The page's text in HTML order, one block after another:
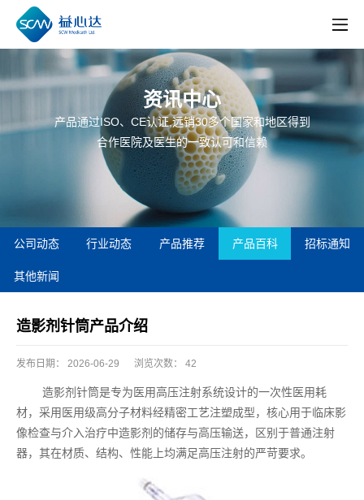
资讯中心
产品通过ISO、CE认证,远销30多个国家和地区得到
合作医院及医生的一致认可和信赖
公司动态 行业动态 产品推荐 产品百科 招标通知
其他新闻
造影剂针筒产品介绍
发布日期： 2026-06-29 浏览次数： 42
造影剂针筒是专为医用高压注射系统设计的一次性医用耗
材，采用医用级高分子材料经精密工艺注塑成型，核心用于临床影
像检查与介入治疗中造影剂的储存与高压输送，区别于普通注射
器，其在材质、结构、性能上均满足高压注射的严苛要求。